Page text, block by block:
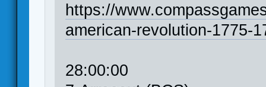
https://
american-revolution-1775-
28:00:00